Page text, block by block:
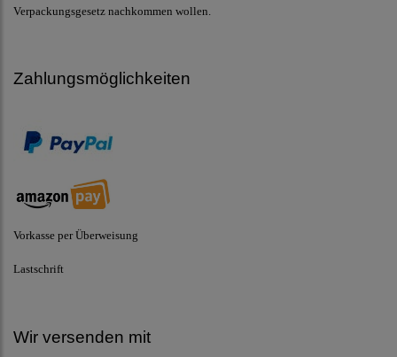
Verpackungsgesetz nachkommen wollen.
Zahlungsmöglichkeiten
Vorkasse per Überweisung
Lastschrift
Wir versenden mit